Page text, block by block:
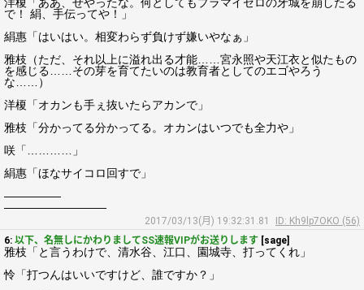
で！ 絹、手伝ってや！」
絹惠「はいはい。相変わらず負けず嫌いやなぁ」
雅枝（ただ、それ以上に溢れ出る才能……宮永照や天江衣と似たもの
を感じる……その芽を育てたいのは教育者としてのエゴやろう
な……）
洋榎「オカンも手ぇ抜いたらアカンで」
雅枝「分かってる分かってる。オカンはいつでも全力や」
咲「…………」
絹惠「ほなサイコロ回すで」
―――――
―――――――――
2017/03/13(月) 19:32:31.81
ID: Kh9lp7OKO (56)
6: 以下、名無しにかわりましてSS速報VIPがお送りします [sage]
雅枝「と言うわけで、清水谷、江口、園城寺、打ってくれ」
怜「打つんはいいですけど、誰ですか？」